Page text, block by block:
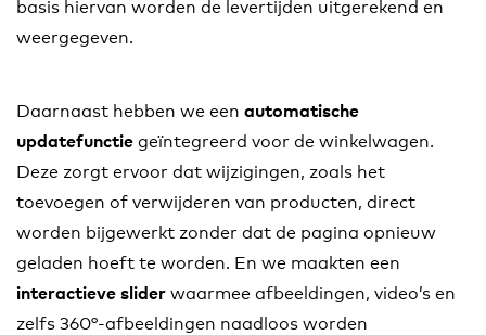
weergegeven.
Daarnaast hebben we een automatische
updatefunctiegeïntegreerd voor de winkelwagen.
Deze zorgt ervoor dat wijzigingen, zoals het
toevoegen of verwijderen van producten, direct
worden bijgewerkt zonder dat de pagina opnieuw
geladen hoeft te worden. En we maakten een
interactieve sliderwaarmee afbeeldingen, video’s en
zelfs 360°-afbeeldingen naadloos worden